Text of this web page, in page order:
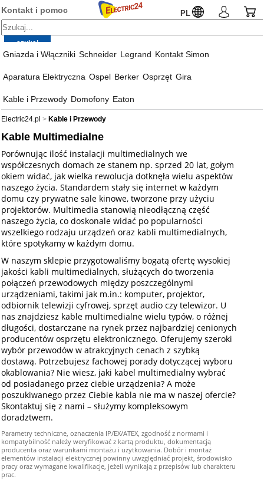
Kontakt i pomoc PL
Gniazda i Włączniki Schneider Legrand Kontakt Simon
Aparatura Elektryczna Ospel Berker Osprzęt Gira
Kable i Przewody Domofony Eaton
Electric24.pl Kable i Przewody
Kable Multimedialne
Porównując ilość instalacji multimedialnych we
współczesnych domach ze stanem np. sprzed 20 lat, gołym
okiem widać, jak wielka rewolucja dotknęła wielu aspektów
naszego życia. Standardem stały się internet w każdym
domu czy prywatne sale kinowe, tworzone przy użyciu
projektorów. Multimedia stanowią nieodłączną część
naszego życia, co doskonale widać po popularności
wszelkiego rodzaju urządzeń oraz kabli multimedialnych,
które spotykamy w każdym domu.
W naszym sklepie przygotowaliśmy bogatą ofertę wysokiej
jakości kabli multimedialnych, służących do tworzenia
połączeń przewodowych między poszczególnymi
urządzeniami, takimi jak m.in.: komputer, projektor,
odbiornik telewizji cyfrowej, sprzęt audio czy telewizor. U
nas znajdziesz kable multimedialne wielu typów, o różnej
długości, dostarczane na rynek przez najbardziej cenionych
producentów osprzętu elektronicznego. Oferujemy szeroki
wybór przewodów w atrakcyjnych cenach z szybką
dostawą. Potrzebujesz fachowej porady dotyczącej wyboru
okablowania? Nie wiesz, jaki kabel multimedialny wybrać
od posiadanego przez ciebie urządzenia? A może
poszukiwanego przez Ciebie kabla nie ma w naszej ofercie?
Skontaktuj się z nami – służymy kompleksowym
doradztwem.
Parametry techniczne, oznaczenia IP/EX/ATEX, zgodność z normami i
kompatybilność należy weryfikować z kartą produktu, dokumentacją
producenta oraz warunkami montażu i użytkowania. Dobór i montaż
elementów instalacji elektrycznej powinny uwzględniać projekt, środowisko
pracy oraz wymagane kwalifikacje, jeżeli wynikają z przepisów lub charakteru
prac.